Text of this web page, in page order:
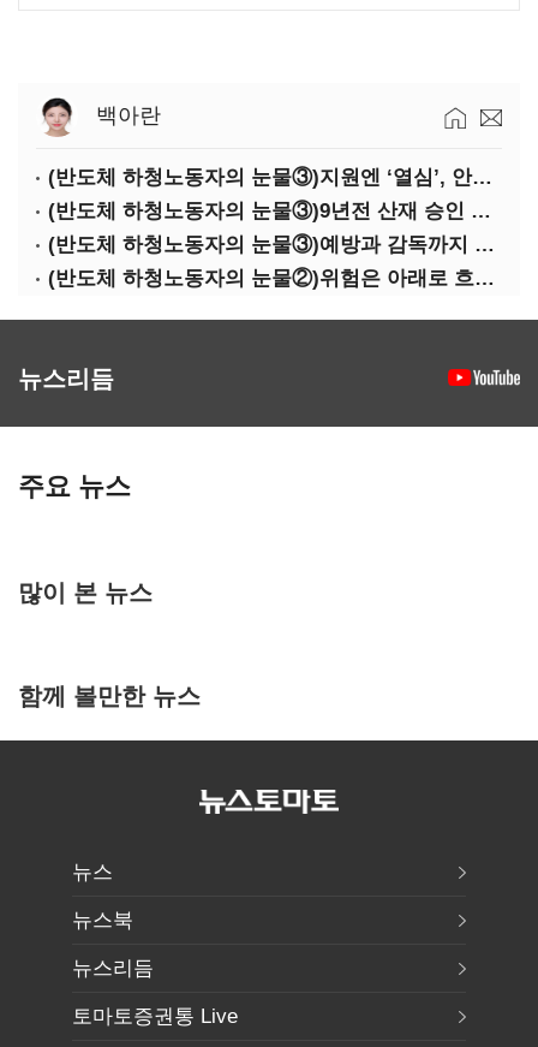
백아란
(반도체 하청노동자의 눈물③)지원엔 ‘열심’, 안전엔 ‘무심’
(반도체 하청노동자의 눈물③)9년전 산재 승인 간소화 제도…현장선 ‘문턱’ 여전
(반도체 하청노동자의 눈물③)예방과 감독까지 기업 책임
(반도체 하청노동자의 눈물②)위험은 아래로 흐른다
뉴스리듬
주요 뉴스
많이 본 뉴스
함께 볼만한 뉴스
뉴스
뉴스북
뉴스리듬
토마토증권통 Live